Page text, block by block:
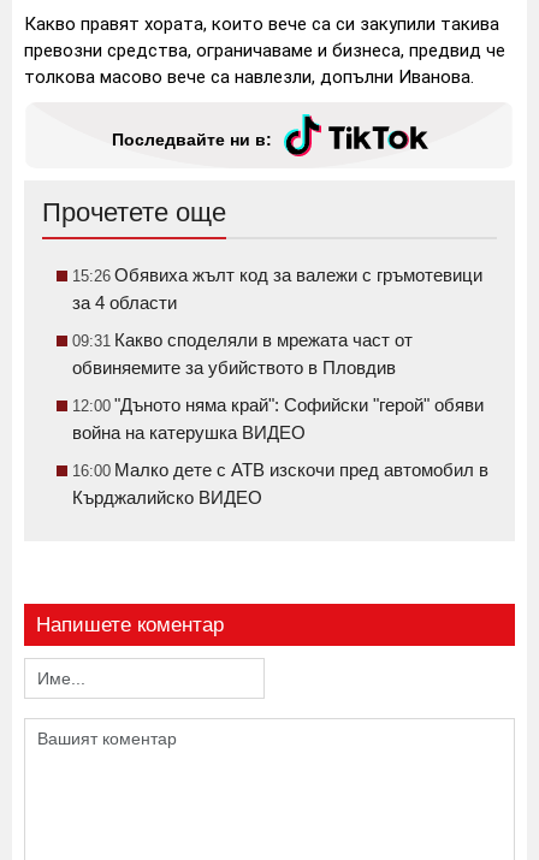
Какво правят хората, които вече са си закупили такива
превозни средства, ограничаваме и бизнеса, предвид че
толкова масово вече са навлезли, допълни Иванова.
Последвайте ни в:
Прочетете още
15:26 Обявиха жълт код за валежи с гръмотевици
за 4 области
09:31 Какво споделяли в мрежата част от
обвиняемите за убийството в Пловдив
12:00 "Дъното няма край": Софийски "герой" обяви
война на катерушка ВИДЕО
16:00 Малко дете с АТВ изскочи пред автомобил в
Кърджалийско ВИДЕО
Напишете коментар